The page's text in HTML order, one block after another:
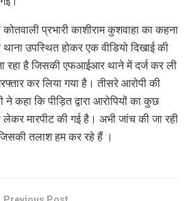
प्रभारी काशीराम कुशवाहा का कहना
उपस्थित होकर एक वीडियो दिखाई की
रहा है जिसकी एफआईआर थाने में दर्ज कर ली
कर लिया गया है। तीसरे आरोपी की
ने कहा कि पीड़ित द्वारा आरोपियों का कुछ
लेकर मारपीट की गई है। अभी जांच की जा रही
तलाश हम कर रहे हैं ।